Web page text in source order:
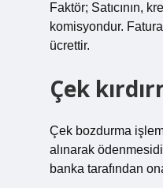
Faktör; Satıcının,
komisyondur.
ücrettir.
Çek
Çek bozdurma
alınarak
banka tarafından